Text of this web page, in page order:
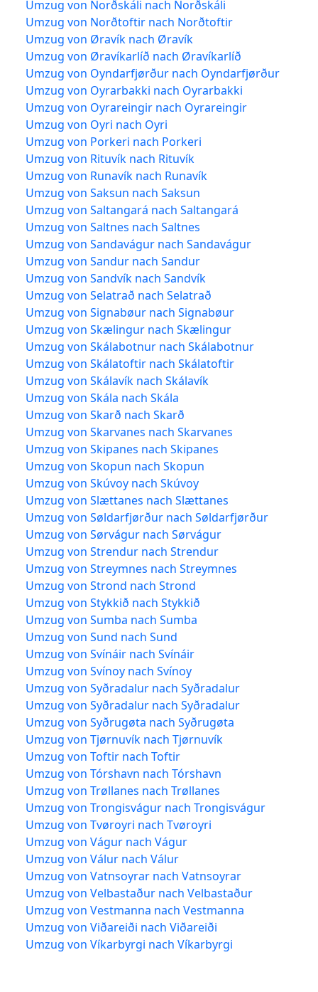
Umzug von Norðskáli nach Norðskáli
Umzug von Norðtoftir nach Norðtoftir
Umzug von Øravík nach Øravík
Umzug von Øravíkarlíð nach Øravíkarlíð
Umzug von Oyndarfjørður nach Oyndarfjørður
Umzug von Oyrarbakki nach Oyrarbakki
Umzug von Oyrareingir nach Oyrareingir
Umzug von Oyri nach Oyri
Umzug von Porkeri nach Porkeri
Umzug von Rituvík nach Rituvík
Umzug von Runavík nach Runavík
Umzug von Saksun nach Saksun
Umzug von Saltangará nach Saltangará
Umzug von Saltnes nach Saltnes
Umzug von Sandavágur nach Sandavágur
Umzug von Sandur nach Sandur
Umzug von Sandvík nach Sandvík
Umzug von Selatrað nach Selatrað
Umzug von Signabøur nach Signabøur
Umzug von Skælingur nach Skælingur
Umzug von Skálabotnur nach Skálabotnur
Umzug von Skálatoftir nach Skálatoftir
Umzug von Skálavík nach Skálavík
Umzug von Skála nach Skála
Umzug von Skarð nach Skarð
Umzug von Skarvanes nach Skarvanes
Umzug von Skipanes nach Skipanes
Umzug von Skopun nach Skopun
Umzug von Skúvoy nach Skúvoy
Umzug von Slættanes nach Slættanes
Umzug von Søldarfjørður nach Søldarfjørður
Umzug von Sørvágur nach Sørvágur
Umzug von Strendur nach Strendur
Umzug von Streymnes nach Streymnes
Umzug von Strond nach Strond
Umzug von Stykkið nach Stykkið
Umzug von Sumba nach Sumba
Umzug von Sund nach Sund
Umzug von Svínáir nach Svínáir
Umzug von Svínoy nach Svínoy
Umzug von Syðradalur nach Syðradalur
Umzug von Syðradalur nach Syðradalur
Umzug von Syðrugøta nach Syðrugøta
Umzug von Tjørnuvík nach Tjørnuvík
Umzug von Toftir nach Toftir
Umzug von Tórshavn nach Tórshavn
Umzug von Trøllanes nach Trøllanes
Umzug von Trongisvágur nach Trongisvágur
Umzug von Tvøroyri nach Tvøroyri
Umzug von Vágur nach Vágur
Umzug von Válur nach Válur
Umzug von Vatnsoyrar nach Vatnsoyrar
Umzug von Velbastaður nach Velbastaður
Umzug von Vestmanna nach Vestmanna
Umzug von Viðareiði nach Viðareiði
Umzug von Víkarbyrgi nach Víkarbyrgi